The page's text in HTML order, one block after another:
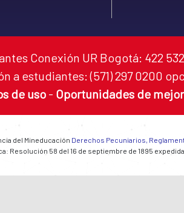
Conexión UR Bogotá: 422
a estudiantes: (571) 297 0200
de uso - Oportunidades de
del Mineducación Derechos Pecuniarios,
Resolución 58 del 16 de septiembre de 1895